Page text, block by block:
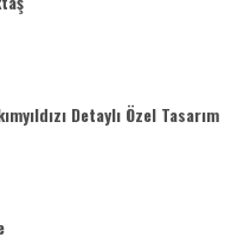
Detaylı Özel Tasarım